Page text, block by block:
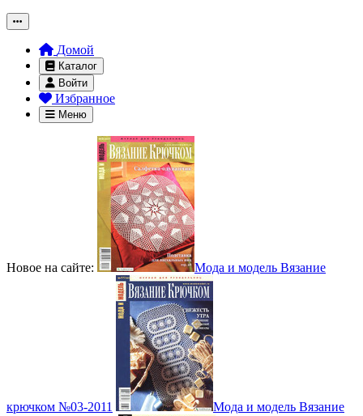
Домой
Каталог
Войти
Избранное
Меню
Новое на сайте: Мода и модель Вязание
крючком №03-2011 Мода и модель Вязание